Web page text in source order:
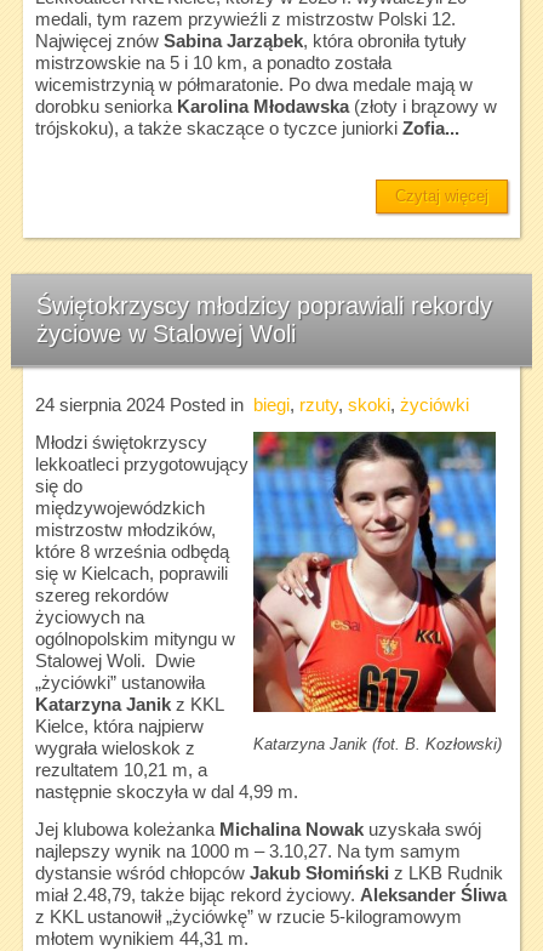
medali, tym razem przywieźli z mistrzostw Polski 12.
Najwięcej znów Sabina Jarząbek, która obroniła tytuły
mistrzowskie na 5 i 10 km, a ponadto została
wicemistrzynią w półmaratonie. Po dwa medale mają w
dorobku seniorka Karolina Młodawska (złoty i brązowy w
trójskoku), a także skaczące o tyczce juniorki Zofia...
Czytaj więcej
Świętokrzyscy młodzicy poprawiali rekordy
życiowe w Stalowej Woli
24 sierpnia 2024Posted in biegi, rzuty, skoki, życiówki
Katarzyna Janik (fot. B. Kozłowski)
Młodzi świętokrzyscy
lekkoatleci przygotowujący
się do
międzywojewódzkich
mistrzostw młodzików,
które 8 września odbędą
się w Kielcach, poprawili
szereg rekordów
życiowych na
ogólnopolskim mityngu w
Stalowej Woli. Dwie
„życiówki” ustanowiła
Katarzyna Janikz KKL
Kielce, która najpierw
wygrała wieloskok z
rezultatem 10,21 m, a
następnie skoczyła w dal 4,99 m.
Jej klubowa koleżanka Michalina Nowakuzyskała swój
najlepszy wynik na 1000 m – 3.10,27. Na tym samym
dystansie wśród chłopców Jakub Słomiński z LKB Rudnik
miał 2.48,79, także bijąc rekord życiowy. Aleksander Śliwa
z KKL ustanowił „życiówkę” w rzucie 5-kilogramowym
młotem wynikiem 44,31 m.